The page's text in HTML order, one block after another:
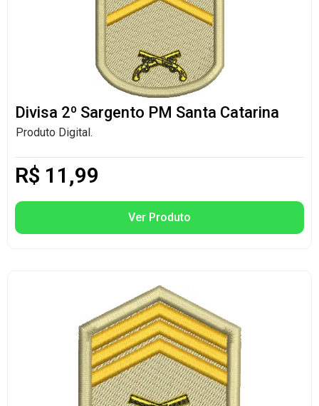
Divisa 2º Sargento PM Santa Catarina
Produto Digital.
R$ 11,99
Ver Produto